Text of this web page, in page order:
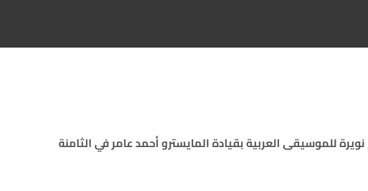
للموسيقى العربية بقيادة المايسترو أحمد عامر في الثامنة